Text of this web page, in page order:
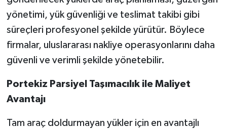
yönetimi, yük güvenliği ve teslimat takibi gibi
süreçleri profesyonel şekilde yürütür. Böylece
firmalar, uluslararası nakliye operasyonlarını daha
güvenli ve verimli şekilde yönetebilir.
Portekiz Parsiyel Taşımacılık ile Maliyet
Avantajı
Tam araç doldurmayan yükler için en avantajlı